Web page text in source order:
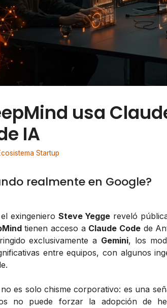
usa
IA
Startup
realmente en Google?
exingeniero Steve Yegge reveló
tienen acceso a Claude Codede
exclusivamente a Gemini, los
entre equipos, con algunos
es solo chisme corporativo: es una
no puede forzar la adopción de